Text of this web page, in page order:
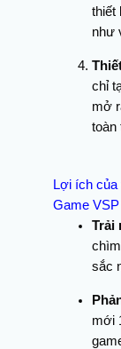
thiết
như
chỉ
mở
toàn
Lợi ích
Game
Trải
sắc
mới